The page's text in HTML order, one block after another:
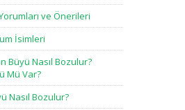
ve Önerileri
İsimleri
Büyü Nasıl Bozulur?
Mü Var?
Nasıl Bozulur?